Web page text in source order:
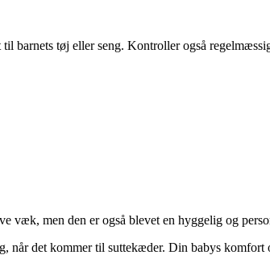
barnets tøj eller seng. Kontroller også
væk, men den er også blevet en hyggelig og
det kommer til suttekæder. Din babys komfort